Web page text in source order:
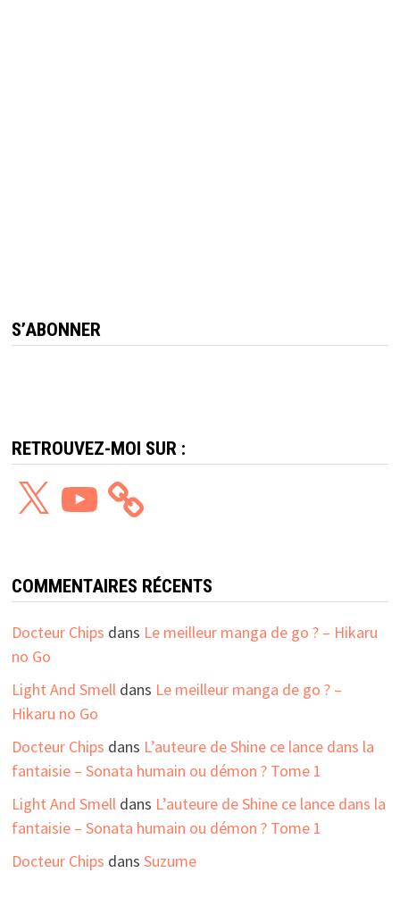
S’ABONNER
RETROUVEZ-MOI SUR :
YouTube
COMMENTAIRES RÉCENTS
Docteur Chips dans Le meilleur manga de go ? – Hikaru
no Go
Light And Smelldans Le meilleur manga de go ? –
Hikaru no Go
Docteur Chips dans L’auteure de Shine ce lance dans la
fantaisie – Sonata humain ou démon ? Tome 1
Light And Smelldans L’auteure de Shine ce lance dans la
fantaisie – Sonata humain ou démon ? Tome 1
Docteur Chips dans Suzume